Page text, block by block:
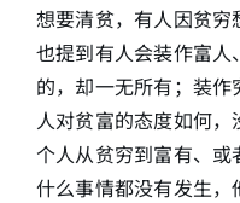
想要清贫，有人因贫
也提到有人会装作富
的，却一无所有；装
人对贫富的态度如何
个人从贫穷到富有、
什么事情都没有发生